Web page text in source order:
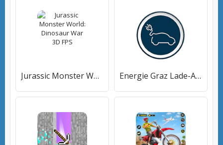
Jurassic Monster World: Dinosaur War 3D FPS Energie Graz Lade-App